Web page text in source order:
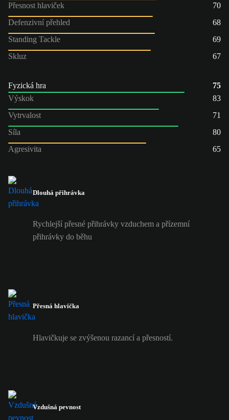
Přesnost hlaviček
70
Defenzivní přehled
68
Standing Tackle
69
Skluz
67
Fyzická hra
75
Výskok
83
Vytrvalost
71
Síla
80
Agresivita
65
Dlouhá přihrávka
Rychlejší přesné přihrávky vzduchem a přízemní
přihrávky do běhu
Přesná hlavička
Hlavičkuje se zvýšenou razancí a přesností.
Vzdušná pevnost